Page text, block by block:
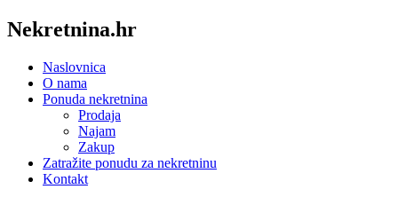
Nekretnina.hr
Naslovnica
O nama
Ponuda nekretnina
Prodaja
Najam
Zakup
Zatražite ponudu za nekretninu
Kontakt